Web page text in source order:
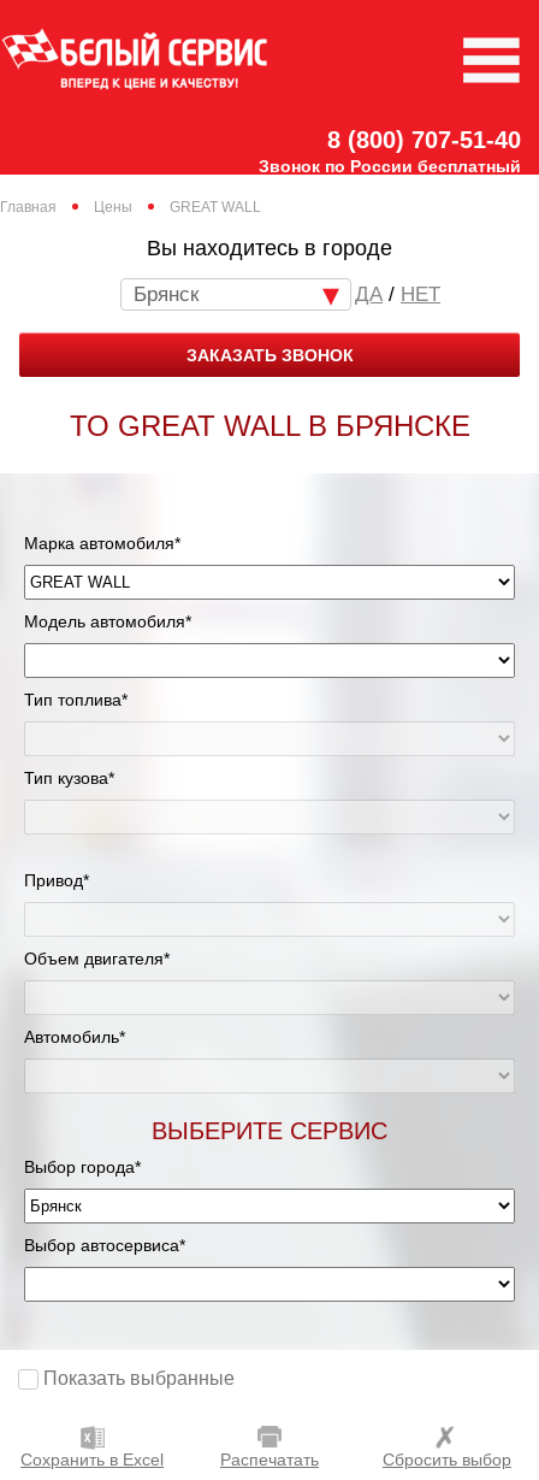
8 (800) 707-51-40
Звонок по России бесплатный
Главная Цены GREAT WALL
Вы находитесь в городе
Брянск / НЕТ
ЗАКАЗАТЬ ЗВОНОК
ТО GREAT WALL В БРЯНСКЕ
Марка автомобиля*
Модель автомобиля*
Тип топлива*
Тип кузова*
Привод*
Объем двигателя*
Автомобиль*
ВЫБЕРИТЕ СЕРВИС
Выбор города*
Выбор автосервиса*
Показать выбранные
Сохранить в Excel Распечатать Сбросить выбор